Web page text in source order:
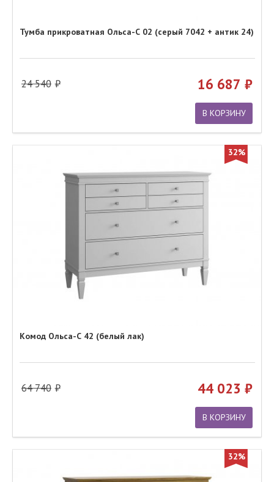
Тумба прикроватная Ольса-С 02 (серый 7042 + антик 24)
24 540 16 687
В КОРЗИНУ
32%
Комод Ольса-С 42 (белый лак)
64 740 44 023
В КОРЗИНУ
32%